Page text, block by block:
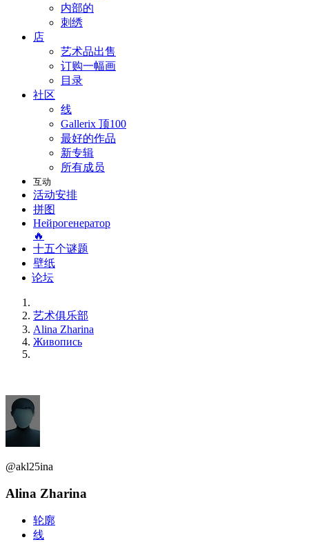
内部的
刺绣
店
艺术品出售
订购一幅画
目录
社区
线
Gallerix 顶100
最好的作品
新专辑
所有成员
互动
活动安排
拼图
Нейрогенератор
🔥
十五个谜题
壁纸
论坛
艺术俱乐部
Alina Zharina
Живопись
@akl25ina
Alina Zharina
轮廓
线